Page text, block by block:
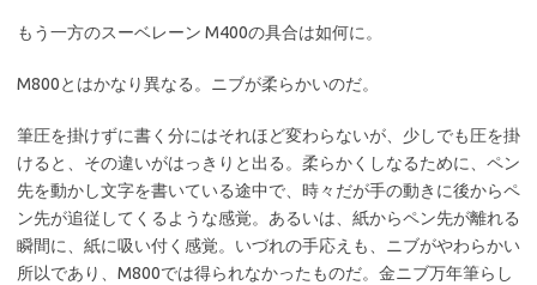
もう一方のスーベレーン M400の具合は如何に。
M800とはかなり異なる。ニブが柔らかいのだ。
筆圧を掛けずに書く分にはそれほど変わらないが、少しでも圧を掛
けると、その違いがはっきりと出る。柔らかくしなるために、ペン
先を動かし文字を書いている途中で、時々だが手の動きに後からペ
ン先が追従してくるような感覚。あるいは、紙からペン先が離れる
瞬間に、紙に吸い付く感覚。いづれの手応えも、ニブがやわらかい
所以であり、M800では得られなかったものだ。金ニブ万年筆らし